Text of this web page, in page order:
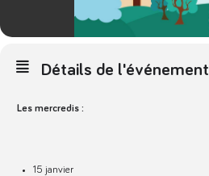
Détails de l'événement
Les mercredis :
15 janvier